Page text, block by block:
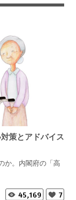
策とアドバイス
か。内閣府の「高
45,169 7